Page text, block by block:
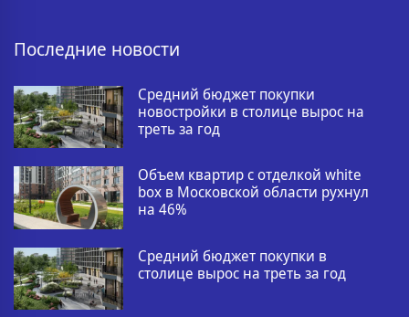
Последние новости
Средний бюджет покупки
новостройки в столице вырос на
треть за год
Объем квартир с отделкой white
box в Московской области рухнул
на 46%
Средний бюджет покупки в
столице вырос на треть за год